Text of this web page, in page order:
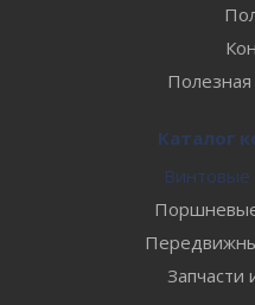
Каталог
Винтовые
Запчасти